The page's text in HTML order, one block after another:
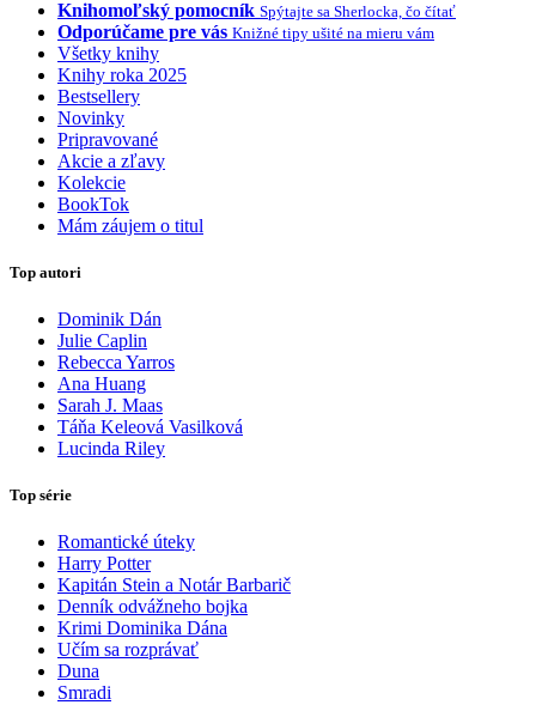
Knihomoľský pomocník Spýtajte sa Sherlocka, čo čítať
Odporúčame pre vás Knižné tipy ušité na mieru vám
Všetky knihy
Knihy roka 2025
Bestsellery
Novinky
Pripravované
Akcie a zľavy
Kolekcie
BookTok
Mám záujem o titul
Top autori
Dominik Dán
Julie Caplin
Rebecca Yarros
Ana Huang
Sarah J. Maas
Táňa Keleová Vasilková
Lucinda Riley
Top série
Romantické úteky
Harry Potter
Kapitán Stein a Notár Barbarič
Denník odvážneho bojka
Krimi Dominika Dána
Učím sa rozprávať
Duna
Smradi